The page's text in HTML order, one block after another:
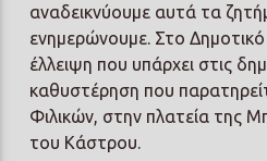
αναδεικνύουμε αυτά τα
ενημερώνουμε. Στο
έλλειψη που υπάρχει στις
καθυστέρηση που
Φιλικών, στην πλατεία της
του Κάστρου.